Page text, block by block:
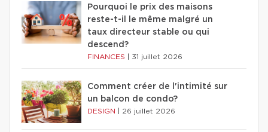
Pourquoi le prix des maisons
reste-t-il le même malgré un
taux directeur stable ou qui
descend?
FINANCES 31 juillet 2026
Comment créer de l'intimité sur
un balcon de condo?
DESIGN 26 juillet 2026